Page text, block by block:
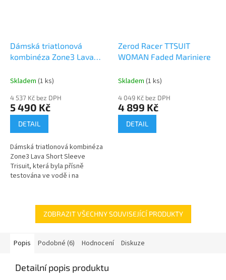
Dámská triatlonová
kombinéza Zone3 Lava
Black/Gold A
Skladem (1 ks)
4 537 Kč bez DPH
5 490 Kč
DETAIL
Dámská triatlonová kombinéza
Zone3 Lava Short Sleeve
Trisuit, která byla přísně
testována ve vodě i na
Zerod Racer TTSUIT
WOMAN Faded Mariniere
Skladem (1 ks)
4 049 Kč bez DPH
4 899 Kč
DETAIL
ZOBRAZIT VŠECHNY SOUVISEJÍCÍ PRODUKTY
Popis Podobné (6) Hodnocení Diskuze
Detailní popis produktu